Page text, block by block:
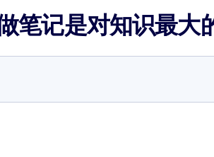
笔记是对知识最大